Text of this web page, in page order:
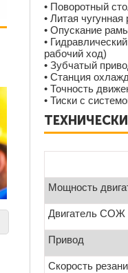
• Поворотный
• Литая
• Опускание
•
рабочий ход)
• Зубчатый
• Станция
• Точность
• Тиски с
Мощность
Двигатель СОЖ
Привод
Скорость